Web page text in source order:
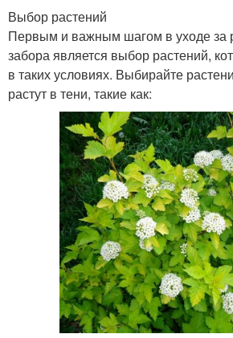
Выбор растений
Первым и важным шагом в уходе за
забора является выбор растений,
в таких условиях. Выбирайте
растут в тени, такие как: